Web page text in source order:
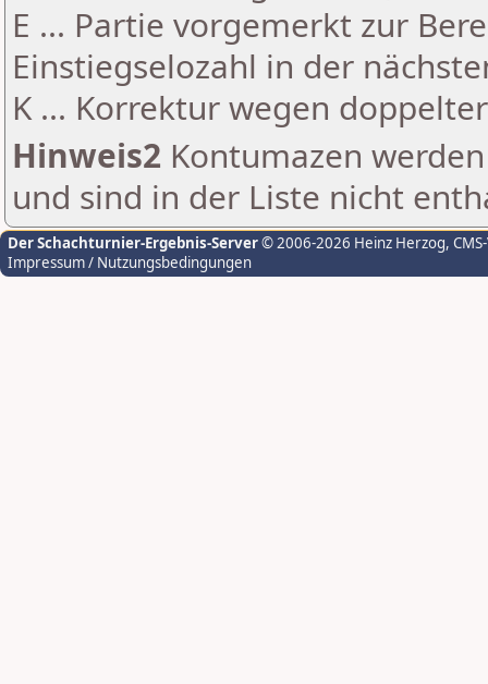
E ... Partie vorgemerkt zur
Einstiegselozahl in der
K ... Korrektur wegen
Hinweis2 Kontumazen
und sind in der Liste nicht
Der Schachturnier-Ergebnis-Server© 2006-2026 Heinz Herzog,
Impressum / Nutzungsbedingungen